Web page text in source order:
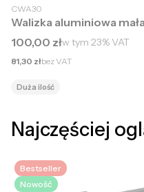
CWA30
Walizka aluminiowa
Cena brutto
100,00 złw tym 23%VAT
Cena netto
81,30 złbez VAT
Duża ilość
Najczęściej
Bestseller
Nowość